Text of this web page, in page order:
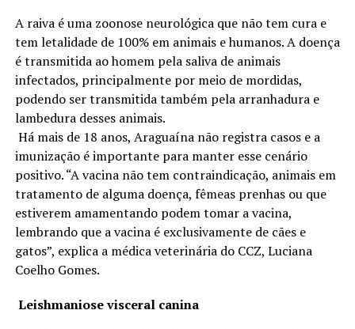
A raiva é uma zoonose neurológica que não tem cura e
tem letalidade de 100% em animais e humanos. A doença
é transmitida ao homem pela saliva de animais
infectados, principalmente por meio de mordidas,
podendo ser transmitida também pela arranhadura e
lambedura desses animais.
Há mais de 18 anos, Araguaína não registra casos e a
imunização é importante para manter esse cenário
positivo. “A vacina não tem contraindicação, animais em
tratamento de alguma doença, fêmeas prenhas ou que
estiverem amamentando podem tomar a vacina,
lembrando que a vacina é exclusivamente de cães e
gatos”, explica a médica veterinária do CCZ, Luciana
Coelho Gomes.
Leishmaniose visceral canina